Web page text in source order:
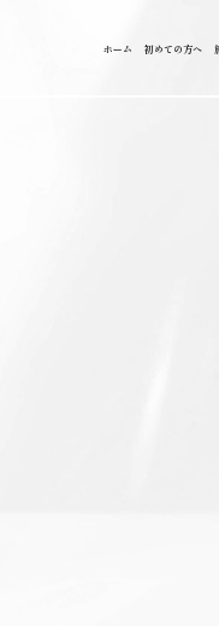
ホーム 初めての方へ